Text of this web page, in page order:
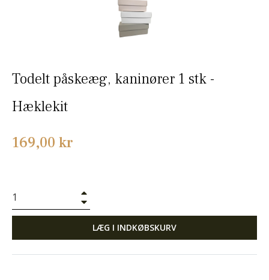
Todelt påskeæg, kaninører 1 stk -
Hæklekit
Normalpris
169,00 kr
LÆG I INDKØBSKURV